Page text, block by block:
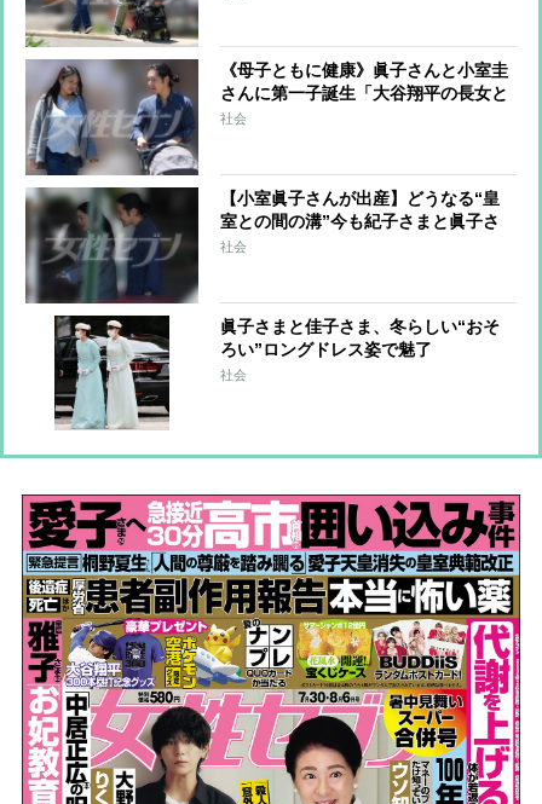
《母子ともに健康》眞子さんと小室圭
さんに第一子誕生「大谷翔平の長女と
同級生」「まるで大河ドラマのよう」
社会
【小室眞子さんが出産】どうなる“皇
室との間の溝”今も紀子さまと眞子さ
んは直接連絡できない状態 悠仁さま
社会
眞子さまと佳子さま、冬らしい“おそ
ろい”ロングドレス姿で魅了
社会